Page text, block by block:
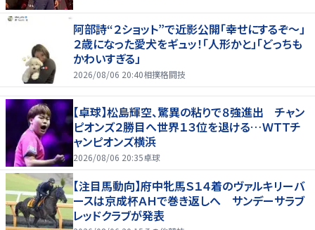
阿部詩“２ショット”で近影公開「幸せにするぞ〜」
２歳になった愛犬をギュッ！「人形かと」「どっちも
かわいすぎる」
2026/08/06 20:40相撲格闘技
【卓球】松島輝空、驚異の粘りで８強進出 チャン
ピオンズ２勝目へ世界１３位を退ける…ＷＴＴチ
ャンピオンズ横浜
2026/08/06 20:35卓球
【注目馬動向】府中牝馬Ｓ１４着のヴァルキリーバ
ースは京成杯ＡＨで巻き返しへ サンデーサラブ
レッドクラブが発表